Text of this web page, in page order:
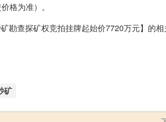
格为准）。
勘查探矿权竞拍挂牌起始价7720万元】的相
矿